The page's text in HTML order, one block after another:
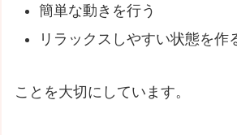
簡単な動きを行う
リラックスしやすい状態を作
ことを大切にしています。